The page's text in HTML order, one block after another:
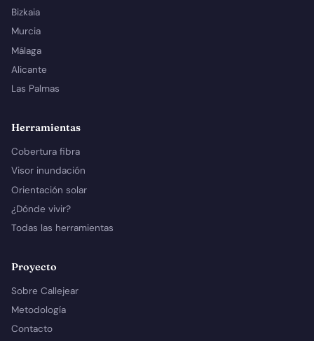
Bizkaia
Murcia
Málaga
Alicante
Las Palmas
Herramientas
Cobertura fibra
Visor inundación
Orientación solar
¿Dónde vivir?
Todas las herramientas
Proyecto
Sobre Callejear
Metodología
Contacto